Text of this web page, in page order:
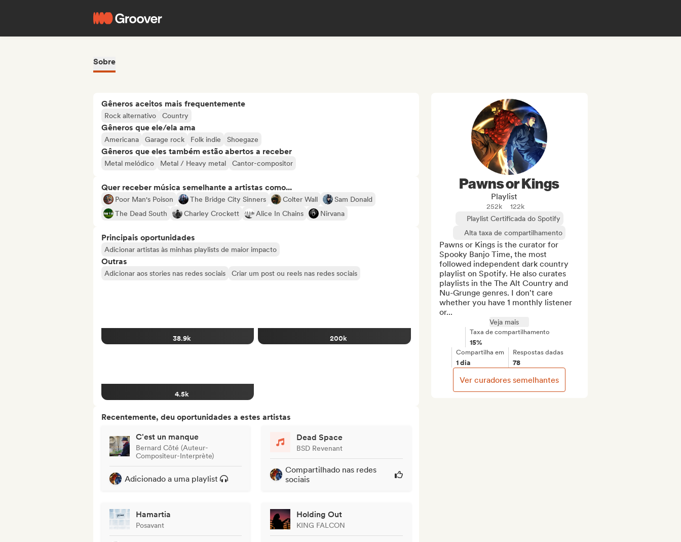
Sobre
Gêneros aceitos mais frequentemente
Rock alternativo Country
Gêneros que ele/ela ama
Americana Garage rock Folk indie Shoegaze
Gêneros que eles também estão abertos a receber
Metal melódico Metal / Heavy metal Cantor-compositor
Quer receber música semelhante a artistas como...
Poor Man's Poison The Bridge City Sinners Colter Wall
Sam Donald
The Dead South
Charley Crockett Alice In Chains Nirvana
Principais oportunidades
Adicionar artistas às minhas playlists de maior impacto
Outras
Adicionar aos stories nas redes sociais Criar um post ou reels nas redes sociais
38.9k 200k
4.5k
Recentemente, deu oportunidades a estes artistas
C'est un manque
Bernard Côté (Auteur-
Compositeur-Interprète)
Adicionado a uma playlist
Dead Space
BSD Revenant
Compartilhado nas redes
sociais
Hamartia
Posavant
Holding Out
KING FALCON
Pawns or Kings
Playlist
252k
122k
Playlist Certificada do Spotify
Alta taxa de compartilhamento
Pawns or Kings is the curator for
Spooky Banjo Time, the most
followed independent dark country
playlist on Spotify. He also curates
playlists in the The Alt Country and
Nu-Grunge genres. I don't care
whether you have 1 monthly listener
or...
Veja mais
Taxa de compartilhamento
15%
Compartilha em
1 dia
Respostas dadas
78
Ver curadores semelhantes